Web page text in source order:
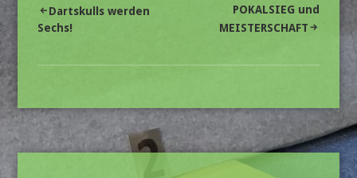
Beitragsnavigation
Dartskulls werden
Sechs!
POKALSIEG und
MEISTERSCHAFT